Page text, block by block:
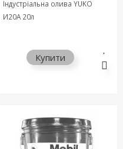
Індустріальна олива YUKO
И20А 20л
Купити